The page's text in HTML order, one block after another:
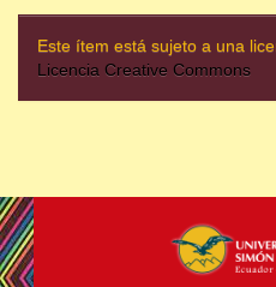
Este ítem está sujeto a una
Licencia Creative Commons